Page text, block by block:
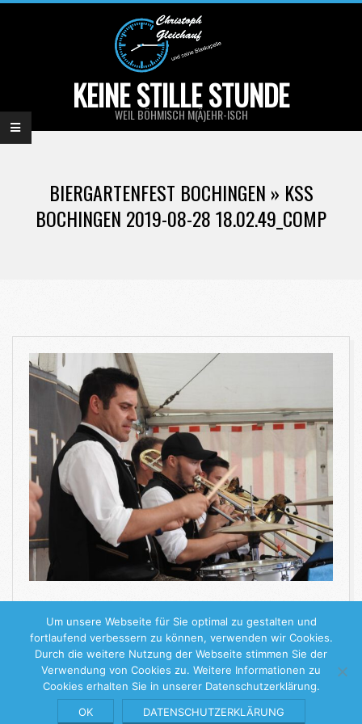
KEINE STILLE STUNDE
WEIL BÖHMISCH M(Ä)EHR-ISCH
Primary
BIERGARTENFEST BOCHINGEN » KSS
BOCHINGEN 2019-08-28 18.02.49_COMP
WEITERLESEN
Keine Stille Stunde © 2026 |Impressum|Datenschutzerklärung
Um unsere Webseite für Sie optimal zu gestalten und
fortlaufend verbessern zu können, verwenden wir Cookies.
Durch die weitere Nutzung der Webseite stimmen Sie der
Verwendung von Cookies zu. Weitere Informationen zu
Cookies erhalten Sie in unserer Datenschutzerklärung.
OK
DATENSCHUTZERKLÄRUNG